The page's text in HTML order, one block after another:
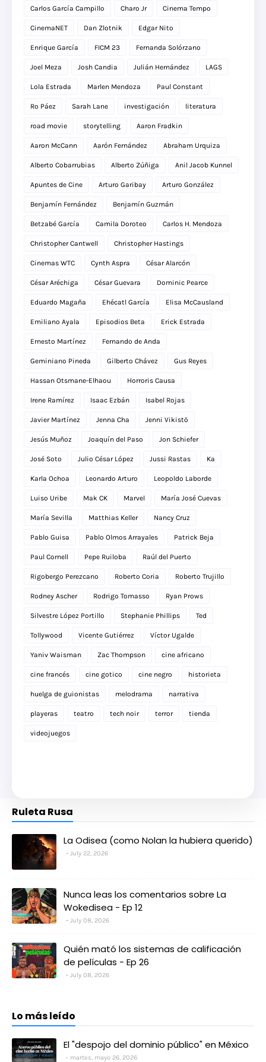
Carlos García Campillo Charo Jr Cinema Tempo
CinemaNET Dan Zlotnik Edgar Nito
Enrique García FICM 23 Fernanda Solórzano
Joel Meza Josh Candia Julián Hernández LAGS
Lola Estrada Marlen Mendoza Paul Constant
Ro Páez Sarah Lane investigación literatura
road movie storytelling Aaron Fradkin
Aaron McCann Aarón Fernández Abraham Urquiza
Alberto Cobarrubias Alberto Zúñiga Anil Jacob Kunnel
Apuntes de Cine Arturo Garibay Arturo González
Benjamín Fernández Benjamín Guzmán
Betzabé García Camila Doroteo Carlos H. Mendoza
Christopher Cantwell Christopher Hastings
Cinemas WTC Cynth Aspra César Alarcón
César Aréchiga César Guevara Dominic Pearce
Eduardo Magaña Ehécatl García Elisa McCausland
Emiliano Ayala Episodios Beta Erick Estrada
Ernesto Martínez Fernando de Anda
Geminiano Pineda Gilberto Chávez Gus Reyes
Hassan Otsmane-Elhaou Horroris Causa
Irene Ramírez Isaac Ezbán Isabel Rojas
Javier Martínez Jenna Cha Jenni Vikistö
Jesús Muñoz Joaquín del Paso Jon Schiefer
José Soto Julio César López Jussi Rastas Ka
Karla Ochoa Leonardo Arturo Leopoldo Laborde
Luiso Uribe Mak CK Marvel María José Cuevas
María Sevilla Matthias Keller Nancy Cruz
Pablo Guisa Pablo Olmos Arrayales Patrick Beja
Paul Cornell Pepe Ruiloba Raúl del Puerto
Rigobergo Perezcano Roberto Coria Roberto Trujillo
Rodney Ascher Rodrigo Tomasso Ryan Prows
Silvestre López Portillo Stephanie Phillips Ted
Tollywood Vicente Gutiérrez Víctor Ugalde
Yaniv Waisman Zac Thompson cine africano
cine francés cine gotico cine negro historieta
huelga de guionistas melodrama narrativa
playeras teatro tech noir terror tienda
videojuegos
Ruleta Rusa
La Odisea (como Nolan la hubiera querido)
July 22, 2026
Nunca leas los comentarios sobre La
Wokedisea - Ep 12
July 08, 2026
Quién mató los sistemas de calificación
de películas - Ep 26
July 08, 2026
Lo más leído
El "despojo del dominio público" en México
martes, mayo 26, 2026